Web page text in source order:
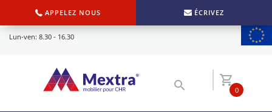
APPELEZ NOUS ÉCRIVEZ
Lun-ven: 8.30 - 16.30
0